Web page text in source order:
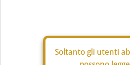
Soltanto gli utenti